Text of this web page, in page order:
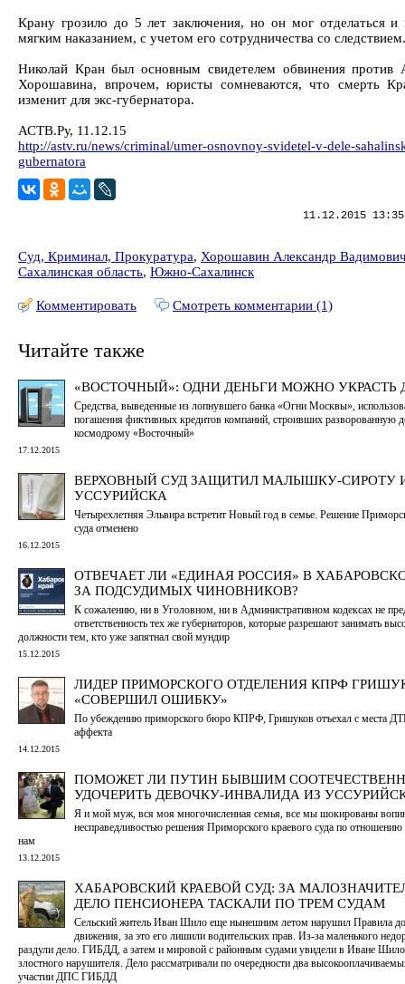
Крану грозило до 5 лет заключения, но он мог отделаться и
мягким наказанием, с учетом его сотрудничества со следствием.
Николай Кран был основным свидетелем обвинения против
Хорошавина, впрочем, юристы сомневаются, что смерть
изменит для экс-губернатора.
АСТВ.Ру, 11.12.15
http://astv.ru/news/criminal/umer-osnovnoy-svidetel-v-dele-
gubernatora
11.12.2015
Суд, Криминал, Прокуратура, Хорошавин Александр
Сахалинская область, Южно-Сахалинск
Комментировать Смотреть комментарии (1)
Читайте также
«ВОСТОЧНЫЙ»: ОДНИ ДЕНЬГИ МОЖНО УКРАСТЬ
Средства, выведенные из лопнувшего банка «Огни Москвы»,
погашения фиктивных кредитов компаний, строивших разворованную
космодрому «Восточный»
17.12.2015
ВЕРХОВНЫЙ СУД ЗАЩИТИЛ МАЛЫШКУ-СИРОТУ
УССУРИЙСКА
Четырехлетняя Эльвира встретит Новый год в семье. Решение
суда отменено
16.12.2015
ОТВЕЧАЕТ ЛИ «ЕДИНАЯ РОССИЯ» В
ЗА ПОДСУДИМЫХ ЧИНОВНИКОВ?
К сожалению, ни в Уголовном, ни в Административном кодексах не
ответственность тех же губернаторов, которые разрешают занимать
должности тем, кто уже запятнал свой мундир
15.12.2015
ЛИДЕР ПРИМОРСКОГО ОТДЕЛЕНИЯ КПРФ
«СОВЕРШИЛ ОШИБКУ»
По убеждению приморского бюро КПРФ, Гришуков отъехал с места
аффекта
14.12.2015
ПОМОЖЕТ ЛИ ПУТИН БЫВШИМ
УДОЧЕРИТЬ ДЕВОЧКУ-ИНВАЛИДА ИЗ
Я и мой муж, вся моя многочисленная семья, все мы шокированы
несправедливостью решения Приморского краевого суда по отношению
нам
13.12.2015
ХАБАРОВСКИЙ КРАЕВОЙ СУД: ЗА
ДЕЛО ПЕНСИОНЕРА ТАСКАЛИ ПО ТРЕМ СУДАМ
Сельский житель Иван Шило еще нынешним летом нарушил Правила
движения, за это его лишили водительских прав. Из-за маленького
раздули дело. ГИБДД, а затем и мировой с районным судами увидели в Иване Шило
злостного нарушителя. Дело рассматривали по очередности два
участии ДПС ГИБДД